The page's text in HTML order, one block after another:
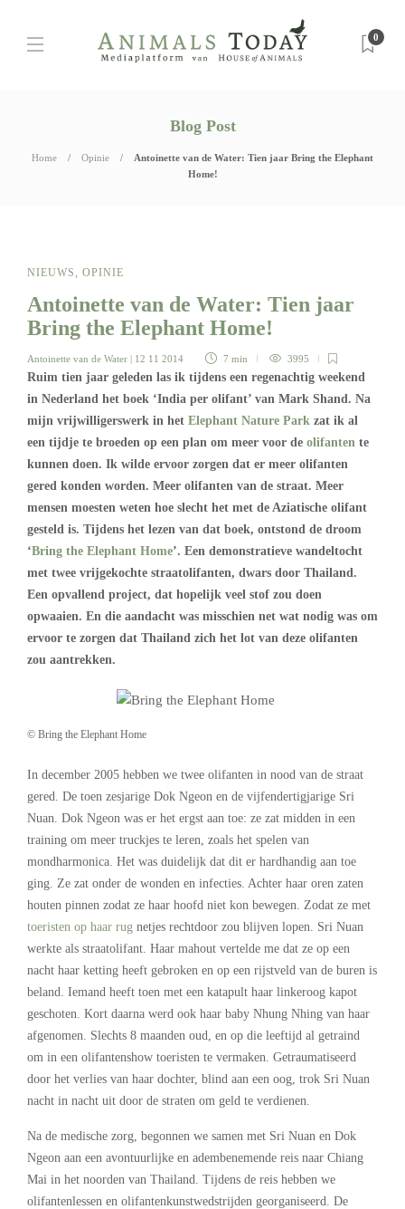
0
Blog Post
Home Opinie
Antoinette van de Water: Tien jaar Bring the Elephant
Home!
NIEUWS, OPINIE
Antoinette van de Water: Tien jaar
Bring the Elephant Home!
Antoinette van de Water | 12 11 2014 7 min 3995
Ruim tien jaar geleden las ik tijdens een regenachtig weekend
in Nederland het boek ‘India per olifant’ van Mark Shand. Na
mijn vrijwilligerswerk in het Elephant Nature Park zat ik al
een tijdje te broeden op een plan om meer voor de olifanten te
kunnen doen. Ik wilde ervoor zorgen dat er meer olifanten
gered konden worden. Meer olifanten van de straat. Meer
mensen moesten weten hoe slecht het met de Aziatische olifant
gesteld is. Tijdens het lezen van dat boek, ontstond de droom
‘Bring the Elephant Home’. Een demonstratieve wandeltocht
met twee vrijgekochte straatolifanten, dwars door Thailand.
Een opvallend project, dat hopelijk veel stof zou doen
opwaaien. En die aandacht was misschien net wat nodig was om
ervoor te zorgen dat Thailand zich het lot van deze olifanten
zou aantrekken.
© Bring the Elephant Home
In december 2005 hebben we twee olifanten in nood van de straat
gered. De toen zesjarige Dok Ngeon en de vijfendertigjarige Sri
Nuan. Dok Ngeon was er het ergst aan toe: ze zat midden in een
training om meer truckjes te leren, zoals het spelen van
mondharmonica. Het was duidelijk dat dit er hardhandig aan toe
ging. Ze zat onder de wonden en infecties. Achter haar oren zaten
houten pinnen zodat ze haar hoofd niet kon bewegen. Zodat ze met
toeristen op haar rug netjes rechtdoor zou blijven lopen. Sri Nuan
werkte als straatolifant. Haar mahout vertelde me dat ze op een
nacht haar ketting heeft gebroken en op een rijstveld van de buren is
beland. Iemand heeft toen met een katapult haar linkeroog kapot
geschoten. Kort daarna werd ook haar baby Nhung Nhing van haar
afgenomen. Slechts 8 maanden oud, en op die leeftijd al getraind
om in een olifantenshow toeristen te vermaken. Getraumatiseerd
door het verlies van haar dochter, blind aan een oog, trok Sri Nuan
nacht in nacht uit door de straten om geld te verdienen.
Na de medische zorg, begonnen we samen met Sri Nuan en Dok
Ngeon aan een avontuurlijke en adembenemende reis naar Chiang
Mai in het noorden van Thailand. Tijdens de reis hebben we
olifantenlessen en olifantenkunstwedstrijden georganiseerd. De